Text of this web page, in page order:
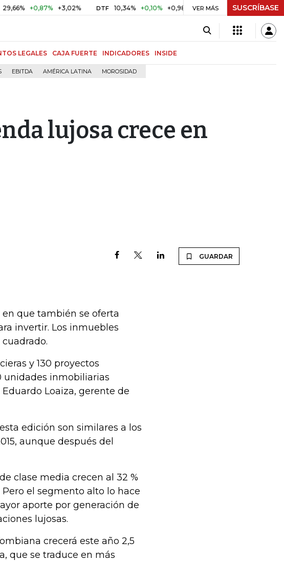
+0,87% +3,02% DTF 10,34% +0,10% +0,98% UVR $ 416,86 +$ 0,05 +0,01%
VER MÁS SUSCRÍBASE
LEGALES CAJA FUERTE INDICADORES INSIDE
EBITDA AMÉRICA LATINA MOROSIDAD
lujosa crece en
GUARDAR
que también se oferta
invertir. Los inmuebles
y 130 proyectos
unidades inmobiliarias
Eduardo Loaiza, gerente de
edición son similares a los
aunque después del
clase media crecen al 32 %
el segmento alto lo hace
aporte por generación de
lujosas.
crecerá este año 2,5
que se traduce en más